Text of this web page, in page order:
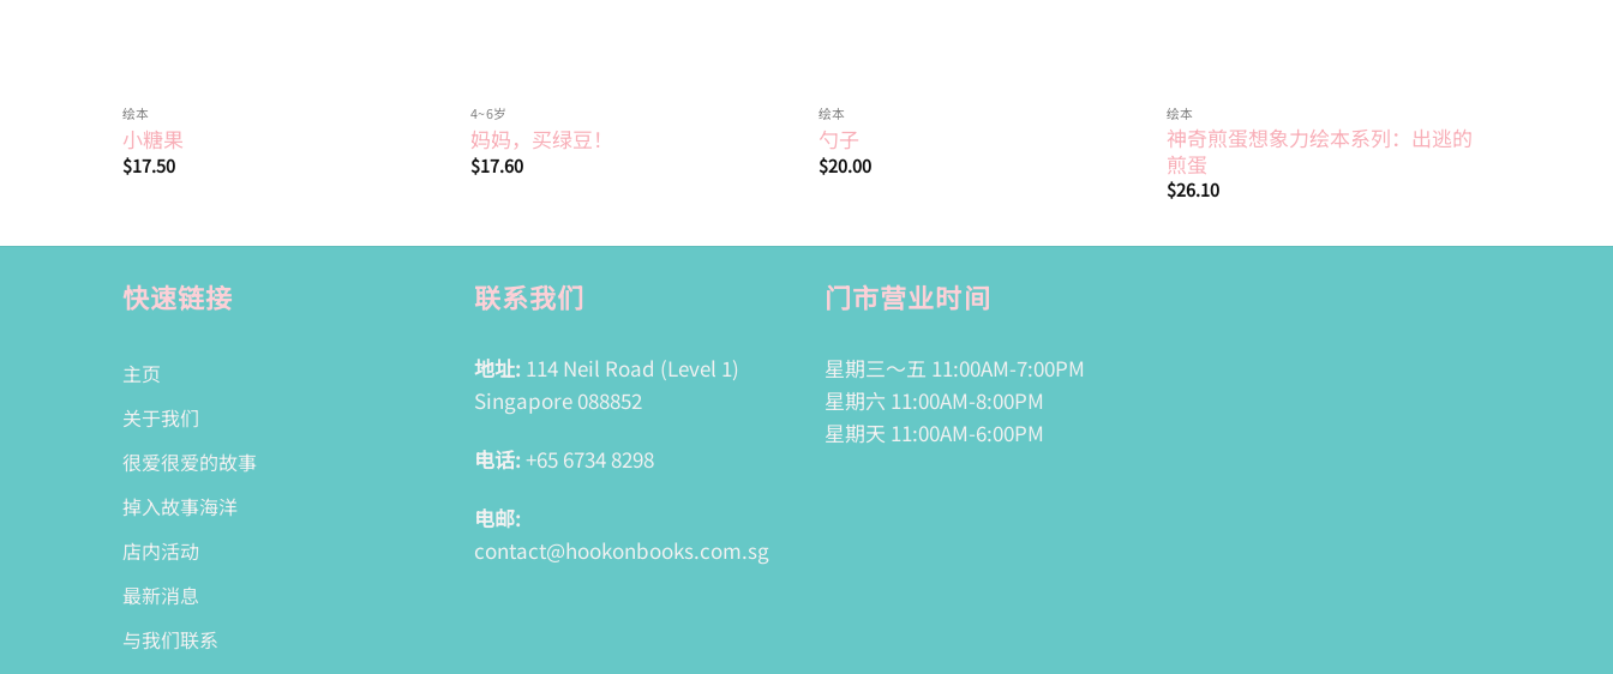
绘本
小糖果
$17.50
4~6岁
妈妈，买绿豆！
$17.60
绘本
勺子
$20.00
绘本
神奇煎蛋想象力绘本系列：出逃的
煎蛋
$26.10
快速链接
主页
关于我们
很爱很爱的故事
掉入故事海洋
店内活动
最新消息
与我们联系
联系我们
地址: 114 Neil Road (Level 1)
Singapore 088852
电话: +65 6734 8298
电邮:
contact@hookonbooks.com.sg
门市营业时间
星期三～五 11:00AM-7:00PM
星期六 11:00AM-8:00PM
星期天 11:00AM-6:00PM